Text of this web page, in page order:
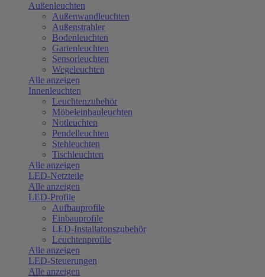
Außenleuchten
Außenwandleuchten
Außenstrahler
Bodenleuchten
Gartenleuchten
Sensorleuchten
Wegeleuchten
Alle anzeigen
Innenleuchten
Leuchtenzubehör
Möbeleinbauleuchten
Notleuchten
Pendelleuchten
Stehleuchten
Tischleuchten
Alle anzeigen
LED-Netzteile
Alle anzeigen
LED-Profile
Aufbauprofile
Einbauprofile
LED-Installatonszubehör
Leuchtenprofile
Alle anzeigen
LED-Steuerungen
Alle anzeigen